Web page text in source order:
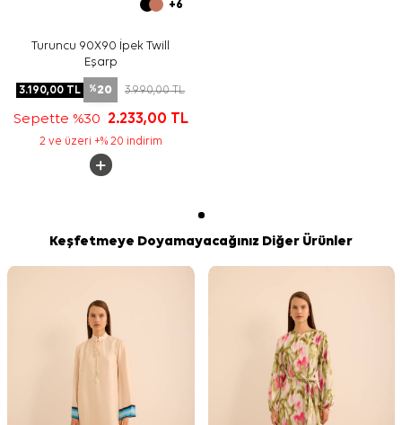
+6
Turuncu 90X90 İpek Twill
Eşarp
3.190,00 TL %20 3.990,00TL
Sepette %30 2.233,00 TL
2 ve üzeri +% 20 indirim
Keşfetmeye Doyamayacağınız Diğer Ürünler